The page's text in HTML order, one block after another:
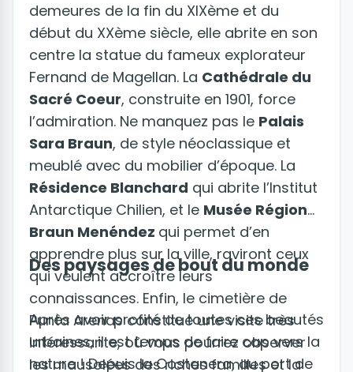
demeures de la fin du XIXème et du
début du XXème siècle, elle abrite en son
centre la statue du fameux explorateur
Fernand de Magellan. La Cathédrale du
Sacré Coeur, construite en 1901, force
l’admiration. Ne manquez pas le Palais
Sara Braun, de style néoclassique et
meublé avec du mobilier d’époque. La
Résidence Blanchard qui abrite l’Institut
Antarctique Chilien, et le Musée Régional
Braun Menéndez qui permet d’en
apprendre plus sur la ville, raviront ceux
qui veulent accroître leurs
connaissances. Enfin, le cimetière de
Punta Arenas constitue une visite très
intéressante, où vous pourrez observer
les mausolées des riches familles et la
Des paysages de bout du monde
Après avoir profité de toutes ces beautés
urbaines, il est temps de faire cap vers la
nature ! Depuis la Costanera, au port de